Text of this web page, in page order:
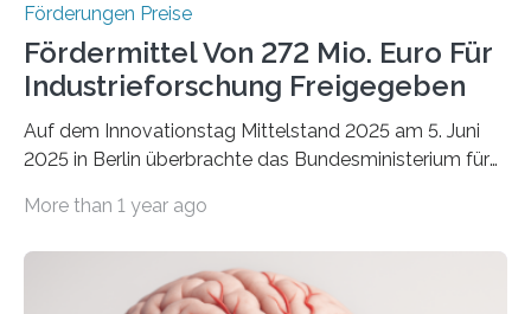
Förderungen Preise
Fördermittel Von 272 Mio. Euro Für
Industrieforschung Freigegeben
Auf dem Innovationstag Mittelstand 2025 am 5. Juni
2025 in Berlin überbrachte das Bundesministerium für
Überplanmäßige Verpflichtungsermächtigungen in
Woche vom Haushaltsausschuss freigegeben – unter
anderem zur Unterstützung der
More than 1 year ago